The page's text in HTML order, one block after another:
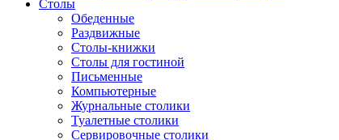
Столы
Обеденные
Раздвижные
Столы-книжки
Столы для гостиной
Письменные
Компьютерные
Журнальные столики
Туалетные столики
Сервировочные столики